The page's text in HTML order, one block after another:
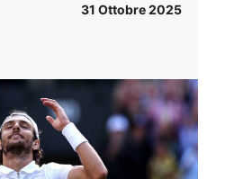
31 Ottobre 2025